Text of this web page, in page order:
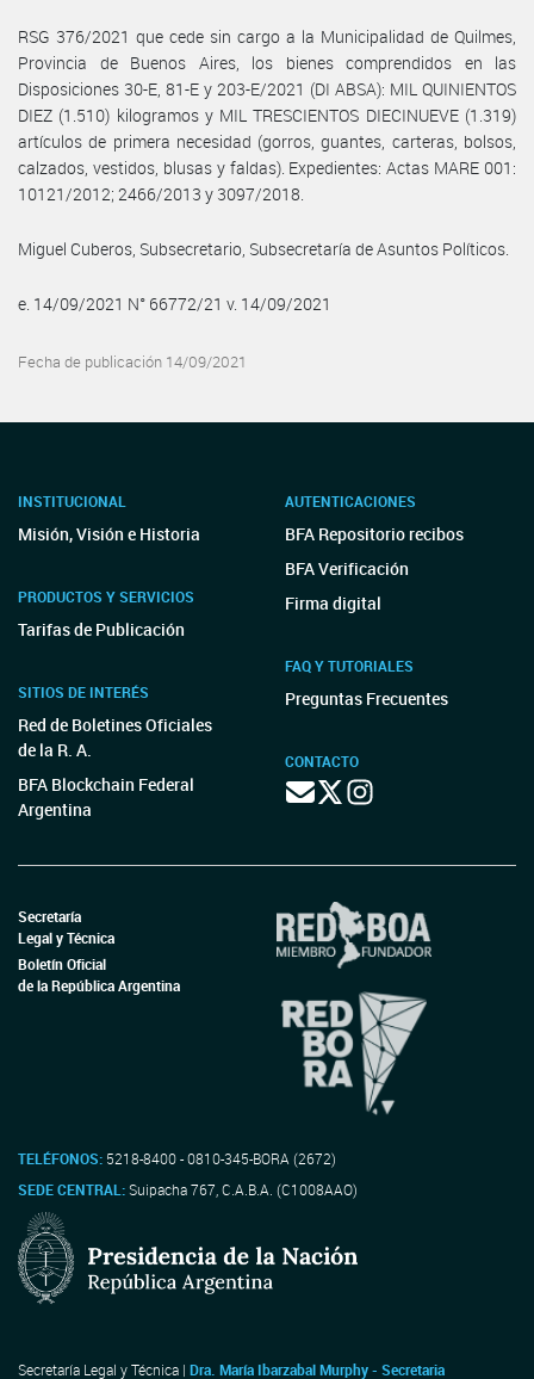
RSG 376/2021 que cede sin cargo a la Municipalidad de Quilmes,
Provincia de Buenos Aires, los bienes comprendidos en las
Disposiciones 30-E, 81-E y 203-E/2021 (DI ABSA): MIL QUINIENTOS
DIEZ (1.510) kilogramos y MIL TRESCIENTOS DIECINUEVE (1.319)
artículos de primera necesidad (gorros, guantes, carteras, bolsos,
calzados, vestidos, blusas y faldas). Expedientes: Actas MARE 001:
10121/2012; 2466/2013 y 3097/2018.
Miguel Cuberos, Subsecretario, Subsecretaría de Asuntos Políticos.
e. 14/09/2021 N° 66772/21 v. 14/09/2021
Fecha de publicación 14/09/2021
INSTITUCIONAL
Misión, Visión e Historia
PRODUCTOS Y SERVICIOS
Tarifas de Publicación
SITIOS DE INTERÉS
Red de Boletines Oficiales
de la R. A.
BFA Blockchain Federal
Argentina
AUTENTICACIONES
BFA Repositorio recibos
BFA Verificación
Firma digital
FAQ Y TUTORIALES
Preguntas Frecuentes
CONTACTO
Secretaría
Legal y Técnica
Boletín Oficial
de la República Argentina
TELÉFONOS: 5218-8400 - 0810-345-BORA (2672)
SEDE CENTRAL:Suipacha 767, C.A.B.A. (C1008AAO)
Secretaría Legal y Técnica | Dra. María Ibarzabal Murphy - Secretaria